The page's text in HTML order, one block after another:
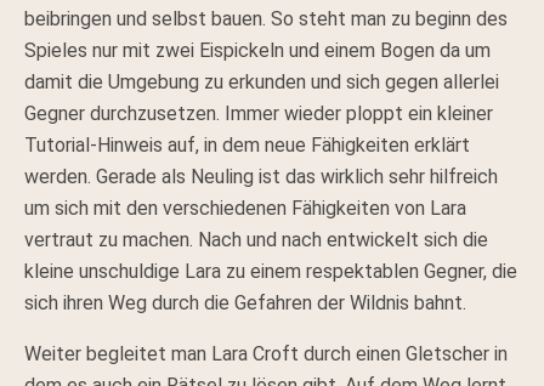
beibringen und selbst bauen. So steht man zu beginn des
Spieles nur mit zwei Eispickeln und einem Bogen da um
damit die Umgebung zu erkunden und sich gegen allerlei
Gegner durchzusetzen. Immer wieder ploppt ein kleiner
Tutorial-Hinweis auf, in dem neue Fähigkeiten erklärt
werden. Gerade als Neuling ist das wirklich sehr hilfreich
um sich mit den verschiedenen Fähigkeiten von Lara
vertraut zu machen. Nach und nach entwickelt sich die
kleine unschuldige Lara zu einem respektablen Gegner, die
sich ihren Weg durch die Gefahren der Wildnis bahnt.
Weiter begleitet man Lara Croft durch einen Gletscher in